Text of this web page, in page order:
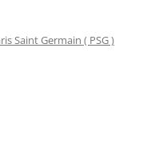
Saint Germain ( PSG )